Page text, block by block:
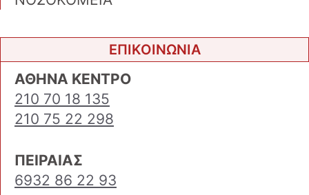
ΕΠΙΚΟΙΝΩΝΙΑ
ΑΘΗΝΑ ΚΕΝΤΡΟ
210 70 18 135
210 75 22 298
ΠΕΙΡΑΙΑΣ
6932 86 22 93